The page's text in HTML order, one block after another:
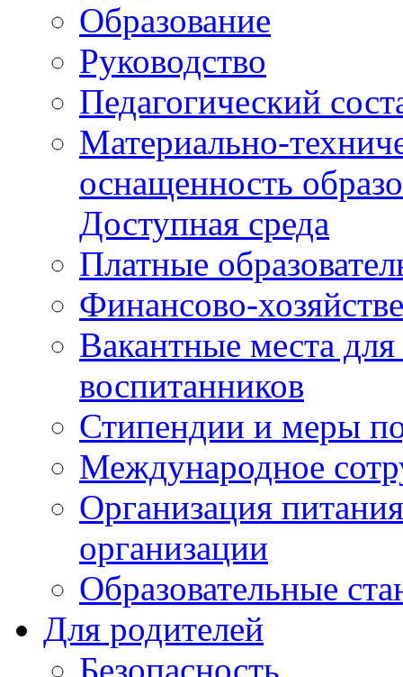
Образование
Руководство
Педагогический
Материально-
оснащенность
Доступная среда
Платные
Финансово-
Вакантные места
воспитанников
Стипендии и меры
Международное
Организация
организации
Образовательные
Для родителей